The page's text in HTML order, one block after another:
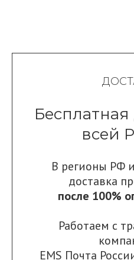
Бесплатная
всей
В регионы РФ
доставка
после 100%
Работаем с
EMS Почта